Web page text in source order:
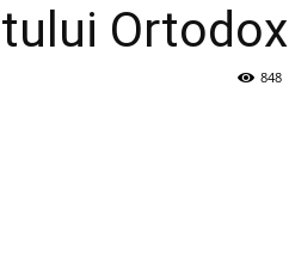
Ortodox
848